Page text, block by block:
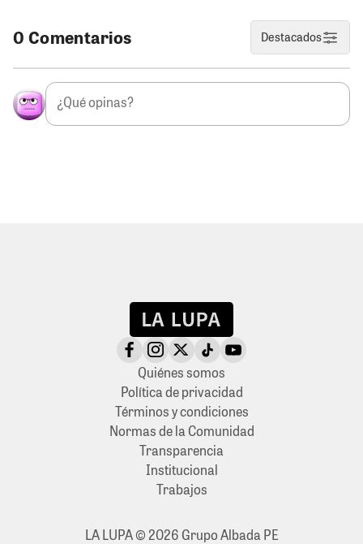
0 Comentarios Destacados
Quiénes somos
Política de privacidad
Términos y condiciones
Normas de la Comunidad
Transparencia
Institucional
Trabajos
LA LUPA © 2026 Grupo Albada PE